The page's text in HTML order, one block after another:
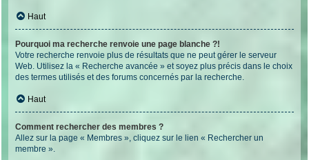
Haut
Pourquoi ma recherche renvoie une page blanche ?!
Votre recherche renvoie plus de résultats que ne peut gérer le serveur
Web. Utilisez la « Recherche avancée » et soyez plus précis dans le choix
des termes utilisés et des forums concernés par la recherche.
Haut
Comment rechercher des membres ?
Allez sur la page « Membres », cliquez sur le lien « Rechercher un
membre ».